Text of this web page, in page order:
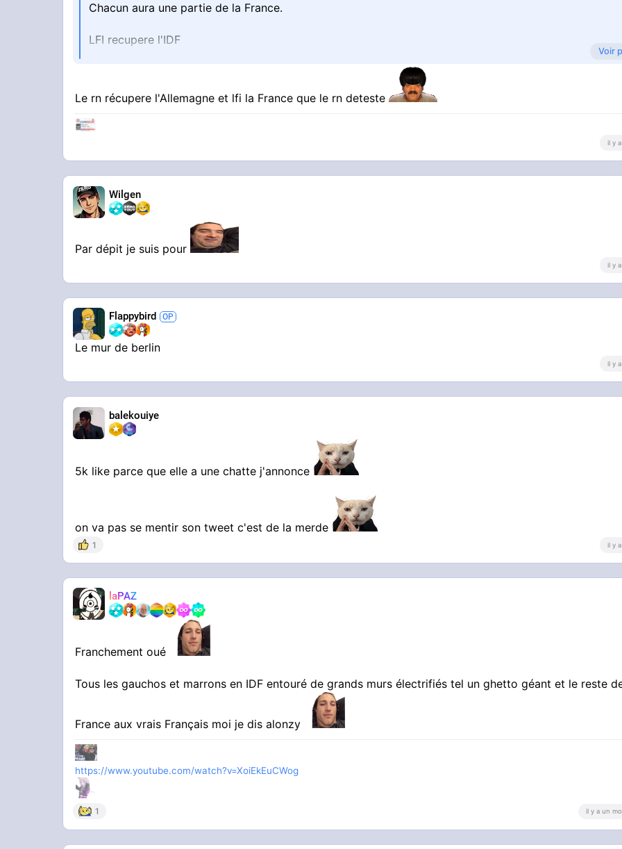
Chacun aura une partie de la France.
LFI recupere l'IDF
Voir
Le rn récupere l'Allemagne et lfi la France que le rn deteste
il y
Wilgen
Par dépit je suis pour
il y
Flappybird
Le mur de berlin
il y
balekouiye
5k like parce que elle a une chatte j'annonce
on va pas se mentir son tweet c'est de la merde
1 il y
laPAZ
Franchement oué
Tous les gauchos et marrons en IDF entouré de grands murs électrifiés tel un ghetto géant et le reste
France aux vrais Français moi je dis alonzy
https://www.youtube.com/watch?v=XoiEkEuCWog
1 il y a un